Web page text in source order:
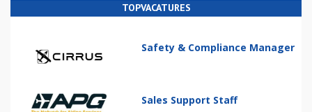
TOPVACATURES
Safety & Compliance Manager
Sales Support Staff